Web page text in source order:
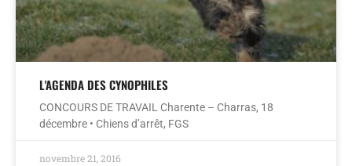
L'AGENDA DES CYNOPHILES
CONCOURS DE TRAVAIL Charente – Charras, 18
décembre • Chiens d’arrêt, FGS
novembre 21, 2016